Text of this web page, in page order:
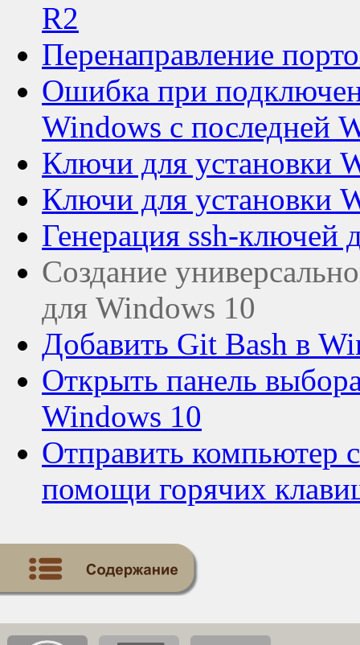
R2
Перенаправление
Ошибка при
Windows с последней
Ключи для установки
Ключи для установки
Генерация ssh-ключей
Создание
для Windows 10
Добавить Git Bash в
Открыть панель
Windows 10
Отправить компьютер
помощи горячих